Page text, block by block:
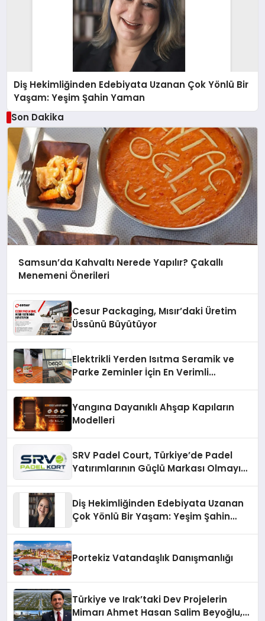
Diş Hekimliğinden Edebiyata Uzanan Çok Yönlü Bir
Yaşam: Yeşim Şahin Yaman
Son Dakika
Samsun’da Kahvaltı Nerede Yapılır? Çakallı
Menemeni Önerileri
Cesur Packaging, Mısır’daki Üretim
Üssünü Büyütüyor
Elektrikli Yerden Isıtma Seramik ve
Parke Zeminler İçin En Verimli
Yangına Dayanıklı Ahşap Kapıların
Modelleri
SRV Padel Court, Türkiye’de Padel
Yatırımlarının Güçlü Markası Olmayı
Diş Hekimliğinden Edebiyata Uzanan
Çok Yönlü Bir Yaşam: Yeşim Şahin
Portekiz Vatandaşlık Danışmanlığı
Türkiye ve Irak’taki Dev Projelerin
Mimarı Ahmet Hasan Salim Beyoğlu,